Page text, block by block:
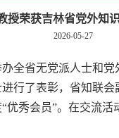
授荣获吉林省党外知
2026-05-27
全省无党派人士和
行了表彰，省知联
优秀会员”。在交流